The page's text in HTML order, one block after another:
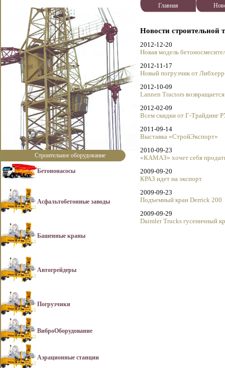
Строительное оборудование
Бетононасосы
Асфальтобетонные заводы
Башенные краны
Автогрейдеры
Погрузчики
ВиброОборудование
Аэрационные станции
Главная
Новости строительной
2012-12-20
Новая модель
2012-11-17
Новый погрузчик от
2012-10-09
Lannen Tractors
2012-02-09
Всем скидки от Г-Трайдинг
2011-09-14
Выставка «СтройЭкспорт»
2010-09-23
«КАМАЗ» хочет себя
2009-09-20
КРАЗ идет на экспорт
2009-09-23
Подъемный кран Derrick 200
2009-09-29
Daimler Trucks гусеничный